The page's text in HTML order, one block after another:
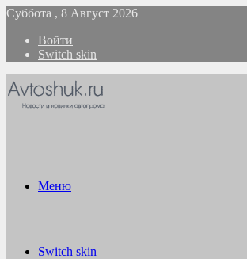
Суббота , 8 Август 2026
Войти
Switch skin
Меню
Switch skin